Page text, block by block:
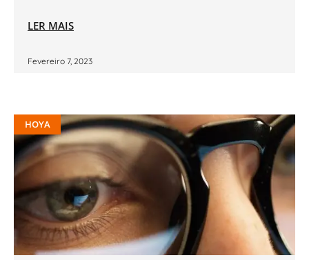
LER MAIS
Fevereiro 7, 2023
HOYA